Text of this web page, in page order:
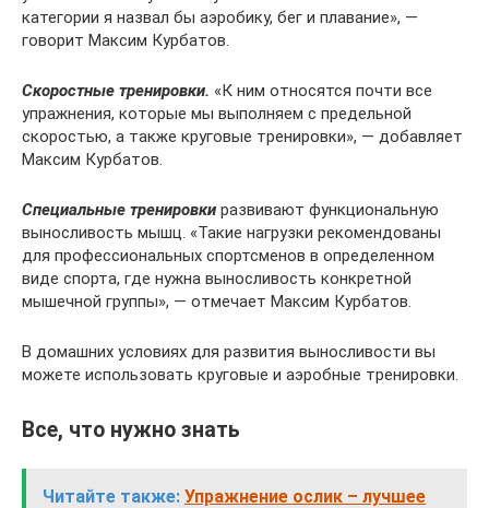
категории я назвал бы аэробику, бег и плавание», —
говорит Максим Курбатов.
Скоростные тренировки. «К ним относятся почти все
упражнения, которые мы выполняем с предельной
скоростью, а также круговые тренировки», — добавляет
Максим Курбатов.
Специальные тренировки развивают функциональную
выносливость мышц. «Такие нагрузки рекомендованы
для профессиональных спортсменов в определенном
виде спорта, где нужна выносливость конкретной
мышечной группы», — отмечает Максим Курбатов.
В домашних условиях для развития выносливости вы
можете использовать круговые и аэробные тренировки.
Все, что нужно знать
Читайте также: Упражнение ослик – лучшее